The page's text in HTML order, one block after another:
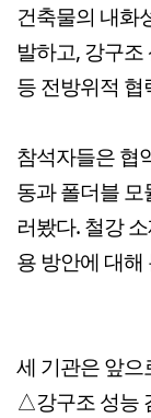
건축물의 내화
발하고, 강구
등 전방위적
참석자들은 협
동과 폴더블
러봤다. 철강
용 방안에 대해
세 기관은 앞으
△강구조 성능